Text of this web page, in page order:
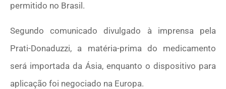
permitido no Brasil.
Segundo comunicado divulgado à imprensa pela
Prati-Donaduzzi, a matéria-prima do medicamento
será importada da Ásia, enquanto o dispositivo para
aplicação foi negociado na Europa.